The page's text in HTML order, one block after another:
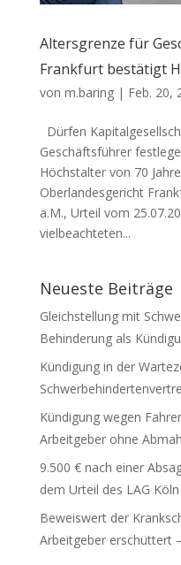
Altersgrenze für
Frankfurt bestätigt
von m.baring| Feb. 20,
Dürfen
Geschäftsführer
Höchstalter von 70
Oberlandesgericht
a.M., Urteil vom
vielbeachteten...
Neueste Beiträge
Gleichstellung mit
Behinderung als
Kündigung in der
Kündigung wegen
Arbeitgeber ohne
9.500 € nach einer
dem Urteil des LAG
Beweiswert der
Arbeitgeber erschüttert